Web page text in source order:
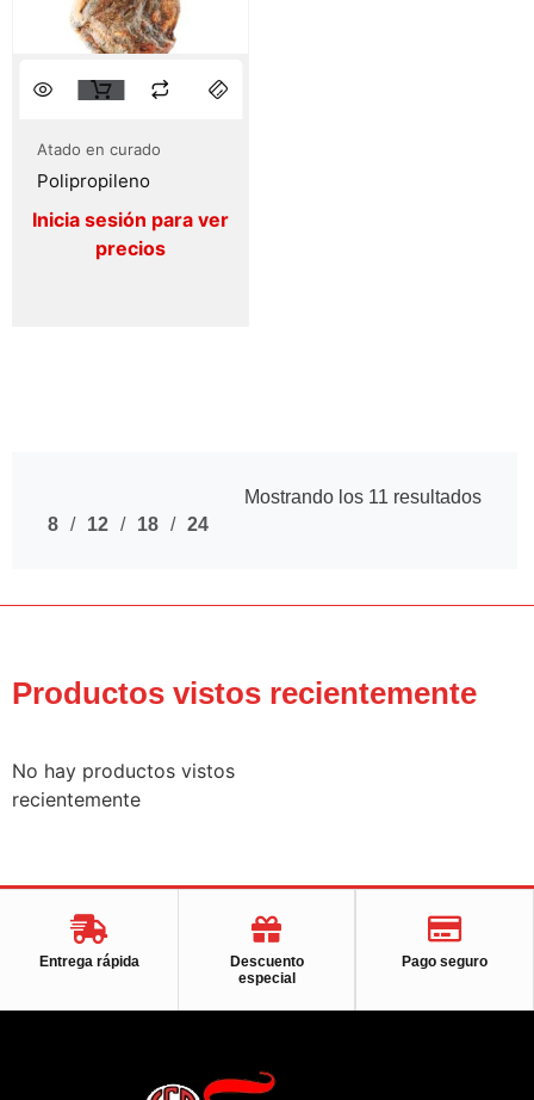
Atado en curado
Polipropileno
Mostrando los 11 resultados
8
12 18 24
Productos vistos recientemente
No hay productos vistos
recientemente
Entrega rápida
Descuento
especial
Pago seguro